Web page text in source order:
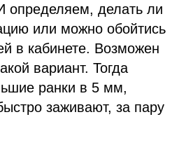
определяем, делать ли
или можно обойтись
в кабинете. Возможен
вариант. Тогда
ранки в 5 мм,
заживают, за пару